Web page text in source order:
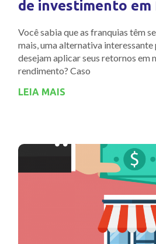
de investimento
Você sabia que as franquias têm
mais, uma alternativa interessante
desejam aplicar seus retornos em
rendimento? Caso
LEIA MAIS